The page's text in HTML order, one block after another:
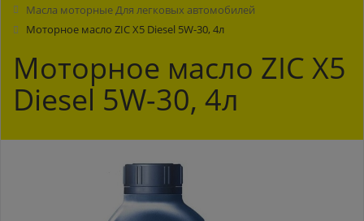
Масла моторные Для легковых автомобилей
Моторное масло ZIC X5 Diesel 5W-30, 4л
Моторное масло ZIC X5
Diesel 5W-30, 4л